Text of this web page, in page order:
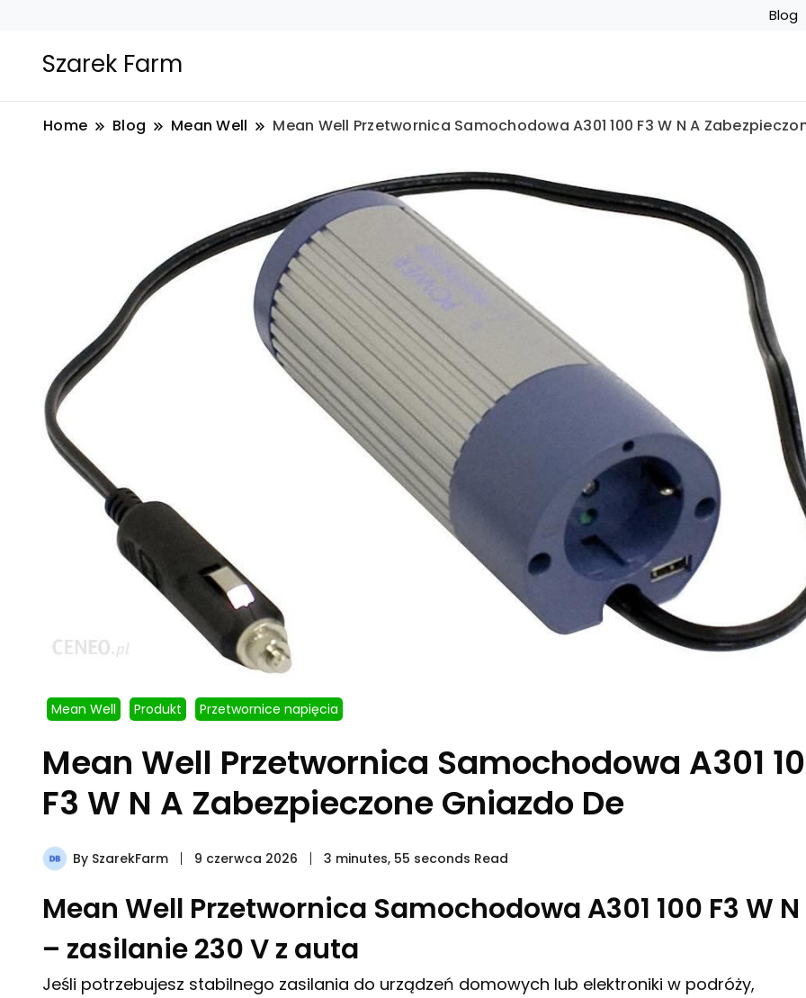
Blog
Szarek Farm
Home Blog Mean Well Mean Well Przetwornica Samochodowa A301 100 F3 W N A
Mean Well Produkt Przetwornice napięcia
Mean Well Przetwornica Samochodowa A301
F3 W N A Zabezpieczone Gniazdo De
By SzarekFarm 9 czerwca 2026 3 minutes, 55 seconds Read
Mean Well Przetwornica Samochodowa A301 100 F3 W N
– zasilanie 230 V z auta
Jeśli potrzebujesz stabilnego zasilania do urządzeń domowych lub elektroniki w podróży,